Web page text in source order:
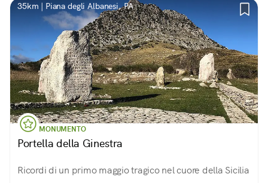
35km | Piana degli Albanesi, PA
MONUMENTO
Portella della Ginestra
Ricordi di un primo maggio tragico nel cuore della Sicilia